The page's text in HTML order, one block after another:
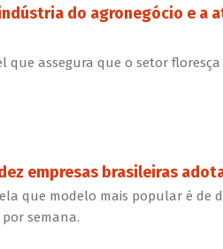
do agronegócio e a
que assegura que o setor
empresas brasileiras
que modelo mais popular é de
semana.